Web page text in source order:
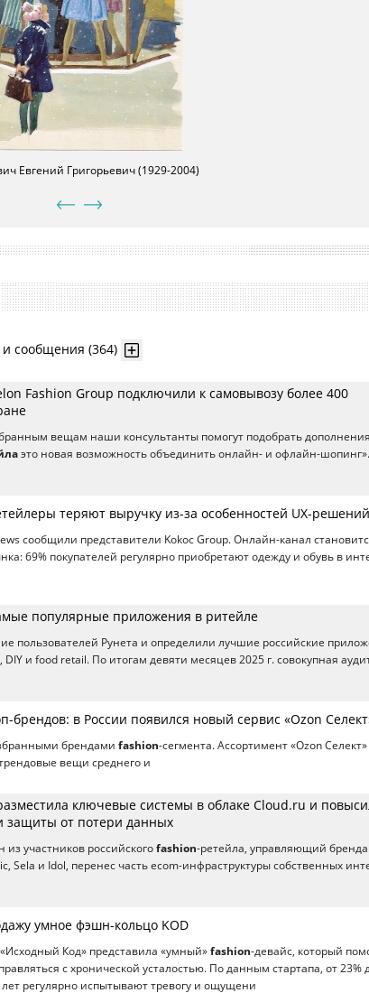
Евгений Григорьевич (1929-2004)
и сообщения (364)
Fashion Group подключили к самовывозу более 400
вещам наши консультанты помогут подобрать
это новая возможность объединить онлайн- и офлайн-шопинг».
теряют выручку из-за особенностей UX-решений
сообщили представители Kokoc Group. Онлайн-канал
69% покупателей регулярно приобретают одежду и обувь в
популярные приложения в ритейле
пользователей Рунета и определили лучшие российские
DIY и food retail. По итогам девяти месяцев 2025 г. совокупная
брендов: в России появился новый сервис «Ozon
брендами fashion-сегмента. Ассортимент «Ozon Селект»
вещи среднего и
ключевые системы в облаке Cloud.ru и
защиты от потери данных
из участников российского fashion-ретейла, управляющий
Sela и Idol, перенес часть ecom-инфраструктуры собственных
умное фэшн-кольцо KOD
Код» представила «умный» fashion-девайс, который
с хронической усталостью. По данным стартапа, от 23%
регулярно испытывают тревогу и ощущени